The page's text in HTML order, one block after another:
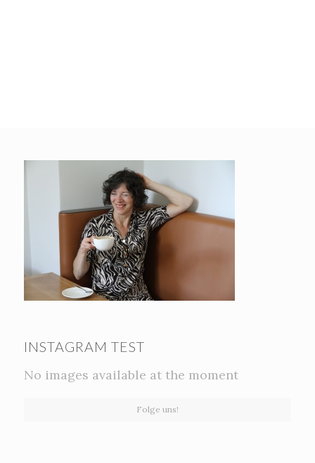
INSTAGRAM TEST
No images available at the moment
Folge uns!